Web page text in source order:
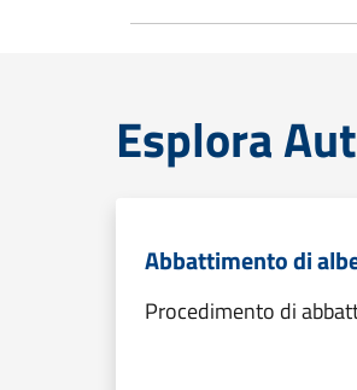
Esplora
Abbattimento di
Procedimento di